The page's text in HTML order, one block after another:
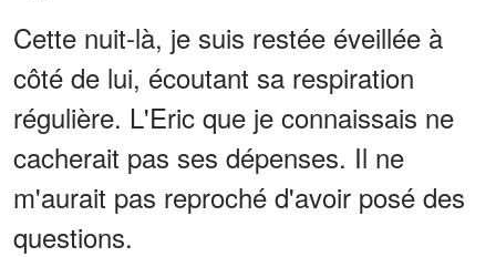
Cette nuit-là, je suis restée éveillée à
côté de lui, écoutant sa respiration
régulière. L'Eric que je connaissais ne
cacherait pas ses dépenses. Il ne
m'aurait pas reproché d'avoir posé des
questions.